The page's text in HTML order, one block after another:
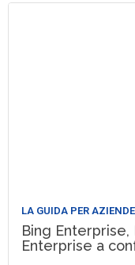
LA GUIDA PER AZIENDE
Bing Enterprise,
Enterprise a